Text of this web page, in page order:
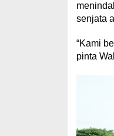
senjata
“Kami
pinta